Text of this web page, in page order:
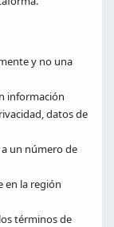
y no una
información
datos de
un número de
en la región
términos de